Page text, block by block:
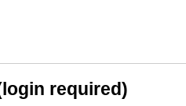
required)